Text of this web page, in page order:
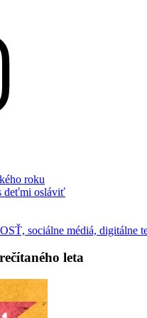
roku
deťmi osláviť
sociálne médiá, digitálne
leta